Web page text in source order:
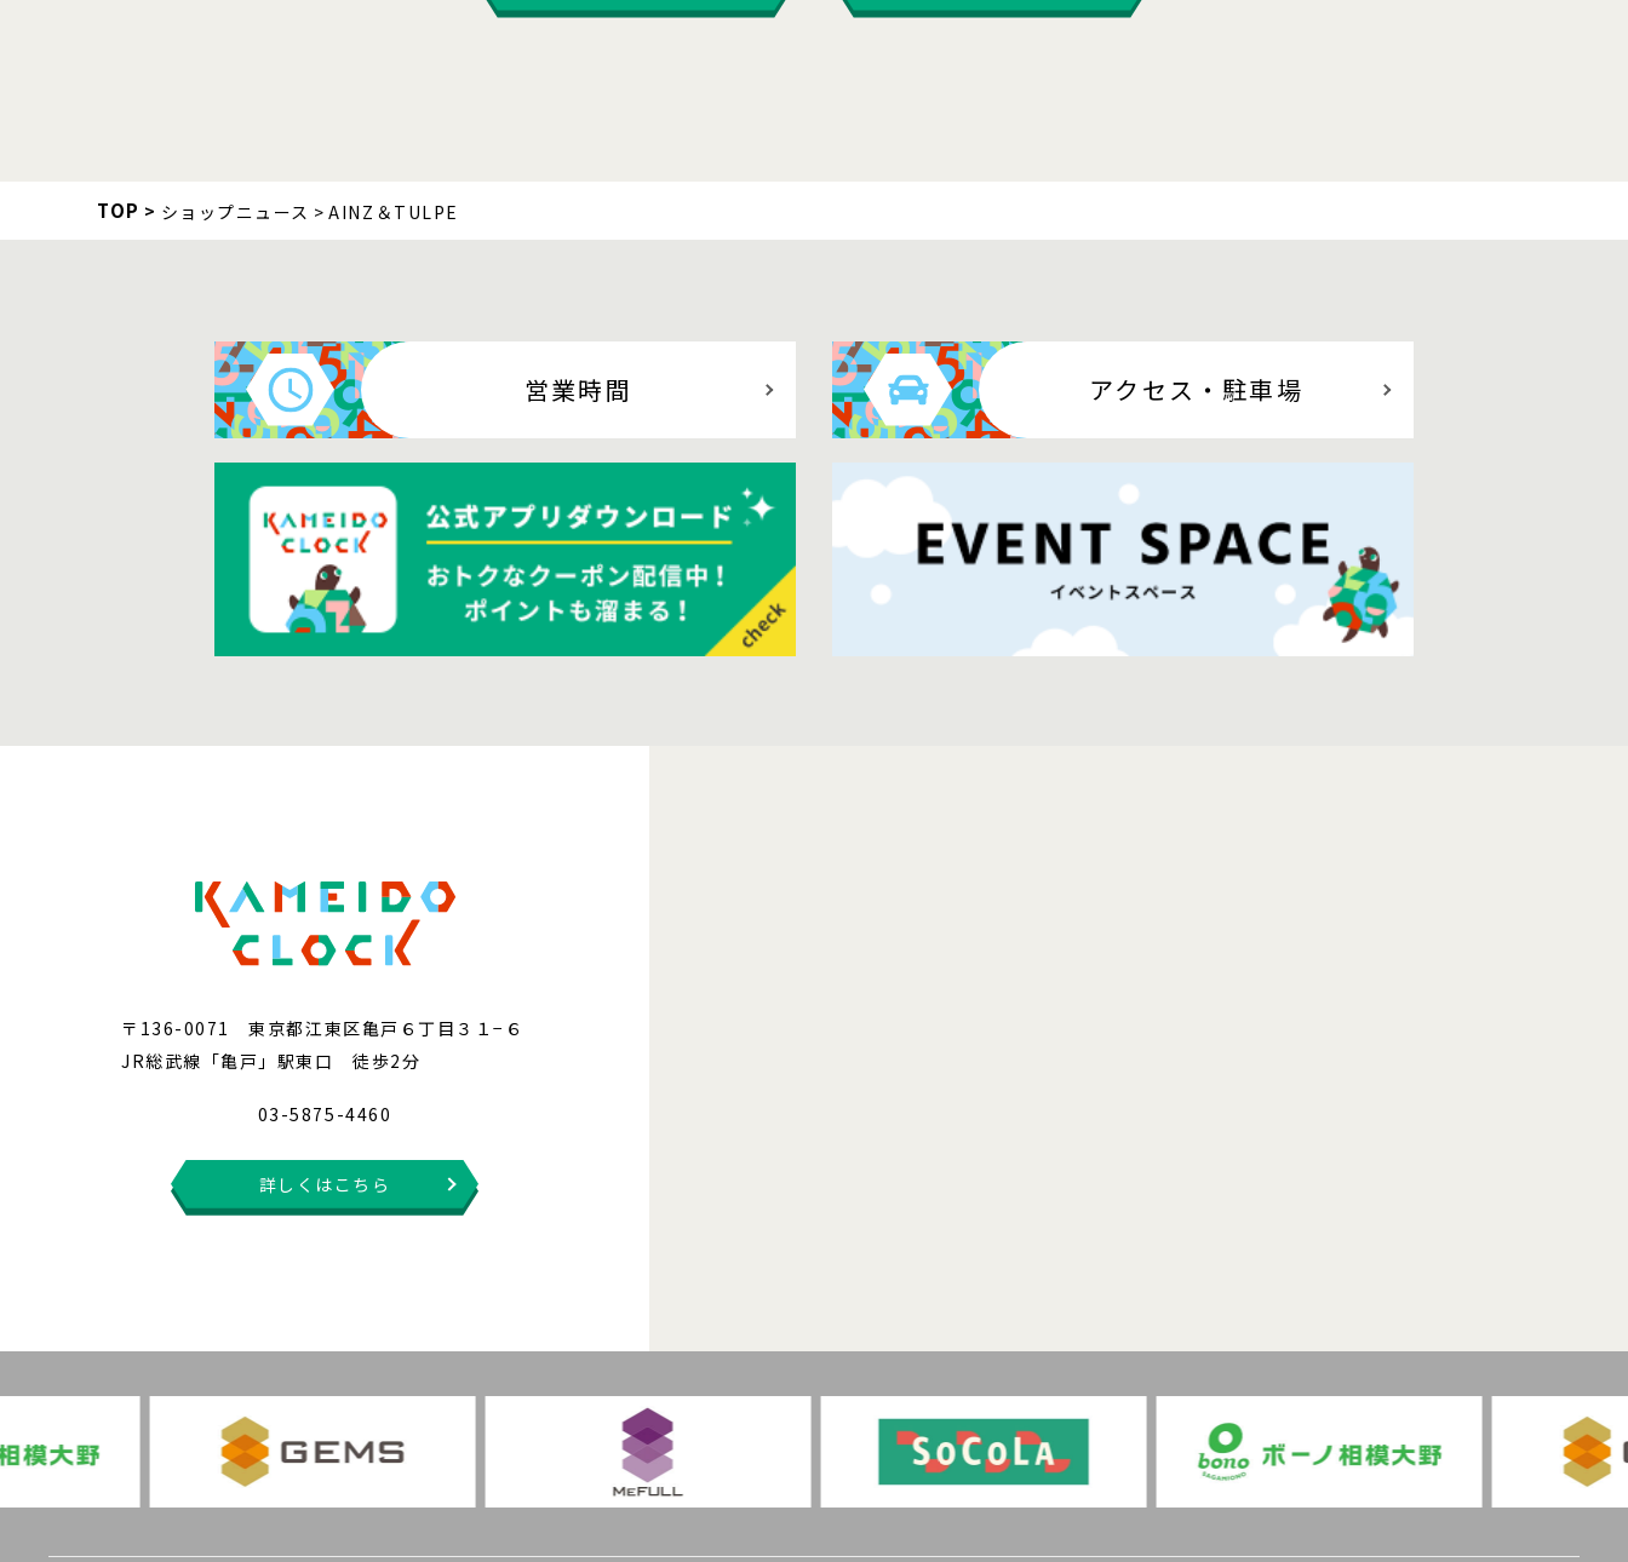
TOP ショップニュース AINZ＆TULPE
営業時間 アクセス ・駐車場
〒136-0071 東京都江東区亀戸６丁目３１−６
JR総武線「亀戸」駅東口 徒歩2分
03-5875-4460
詳しくはこちら